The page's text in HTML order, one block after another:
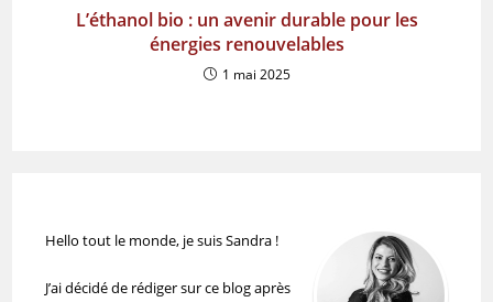
L’éthanol bio : un avenir durable pour les
énergies renouvelables
1 mai 2025
Hello tout le monde, je suis Sandra !
J’ai décidé de rédiger sur ce blog après